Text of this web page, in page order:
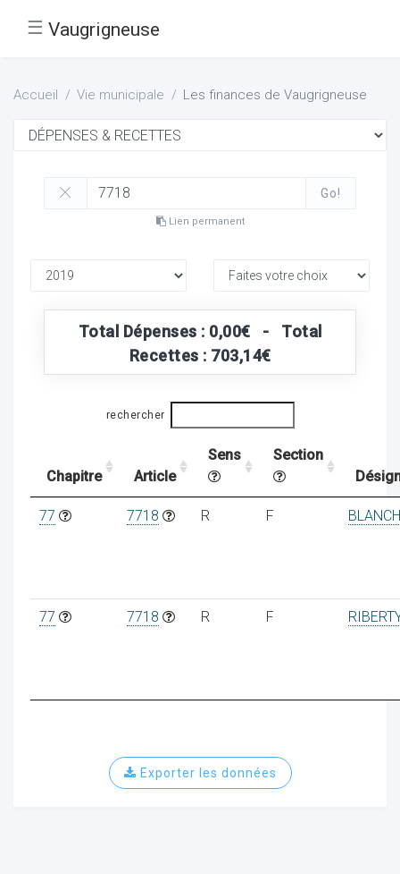
☰ Vaugrigneuse
Accueil Vie municipale Les finances de Vaugrigneuse
Go!
Lien permanent
Total Dépenses : 0,00€ - Total
Recettes : 703,14€
rechercher
Chapitre Article
Sens
Section
77 7718 R F
77 7718 R F
Exporter les données